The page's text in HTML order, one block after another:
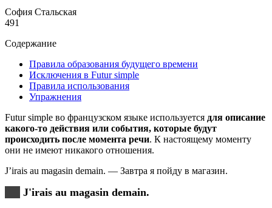
София Стальская
491
Содержание
Правила образования будущего времени
Исключения в Futur simple
Правила использования
Упражнения
Futur simple во французском языке используется для описание
какого-то действия или события, которые будут
происходить после момента речи. К настоящему моменту
они не имеют никакого отношения.
J’irais au magasin demain. — Завтра я пойду в магазин.
J'irais au magasin demain.